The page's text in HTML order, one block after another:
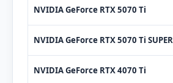
NVIDIA GeForce RTX 5070 Ti
NVIDIA GeForce RTX 5070 Ti SUPER
NVIDIA GeForce RTX 4070 Ti